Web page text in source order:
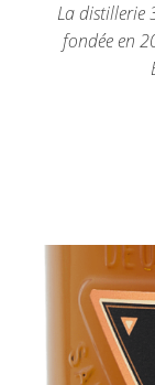
La distillerie
fondée en